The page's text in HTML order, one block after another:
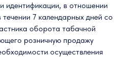
идентификации, в отношении
7 календарных дней со
оборота табачной
розничную продажу
осуществления